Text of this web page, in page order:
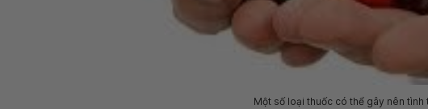
Một số loại thuốc có thể gây nên